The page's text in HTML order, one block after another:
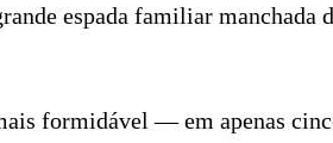
espada familiar
formidável — em apenas